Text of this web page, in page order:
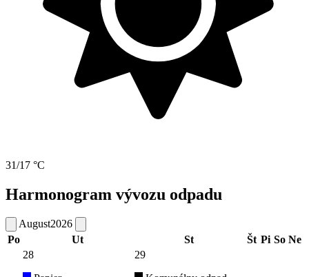
31/17 °C
Harmonogram vývozu odpadu
August2026
Po
Ut St Št Pi So Ne
28
29